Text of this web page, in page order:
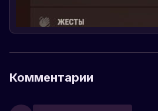
Комментарии